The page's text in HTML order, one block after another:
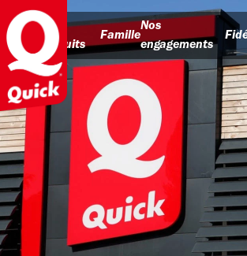
Nos
produits
Famille
Nos
engagements